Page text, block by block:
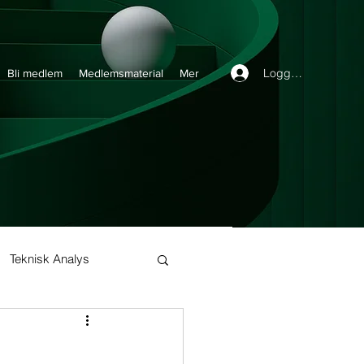
Teknisk Analys
Buy and Hold
Bli medlem Medlemsmaterial Mer Logga in